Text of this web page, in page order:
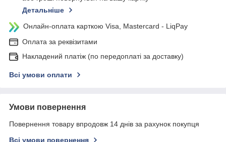
Детальніше
Онлайн-оплата карткою Visa, Mastercard - LiqPay
Оплата за реквізитами
Накладений платіж (по передоплаті за доставку)
Всі умови оплати
Умови повернення
Повернення товару впродовж 14 днів за рахунок покупця
Всі умови повернення